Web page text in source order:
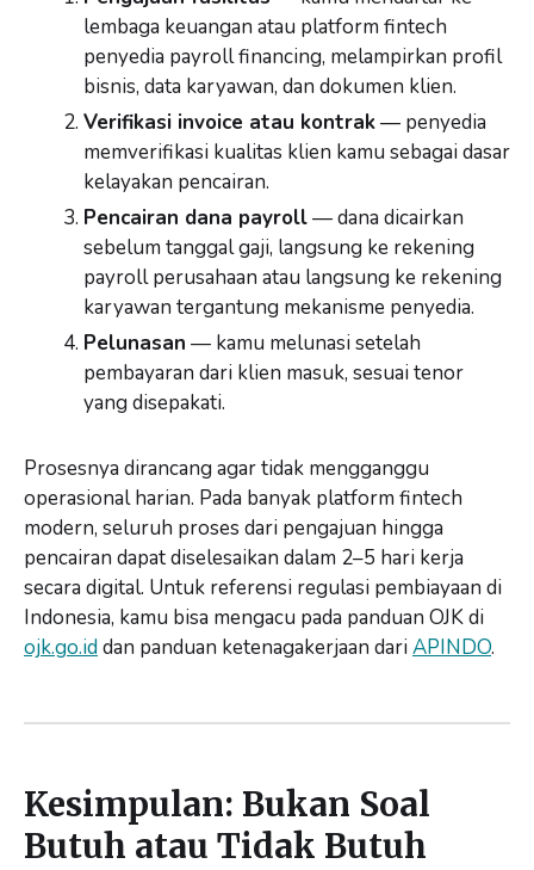
lembaga keuangan atau platform fintech
penyedia payroll financing, melampirkan profil
bisnis, data karyawan, dan dokumen klien.
Verifikasi invoice atau kontrak— penyedia
memverifikasi kualitas klien kamu sebagai dasar
kelayakan pencairan.
Pencairan dana payroll— dana dicairkan
sebelum tanggal gaji, langsung ke rekening
payroll perusahaan atau langsung ke rekening
karyawan tergantung mekanisme penyedia.
Pelunasan — kamu melunasi setelah
pembayaran dari klien masuk, sesuai tenor
yang disepakati.
Prosesnya dirancang agar tidak mengganggu
operasional harian. Pada banyak platform fintech
modern, seluruh proses dari pengajuan hingga
pencairan dapat diselesaikan dalam 2–5 hari kerja
secara digital. Untuk referensi regulasi pembiayaan di
Indonesia, kamu bisa mengacu pada panduan OJK di
ojk.go.iddan panduan ketenagakerjaan dariAPINDO.
Kesimpulan: Bukan Soal
Butuh atau Tidak Butuh